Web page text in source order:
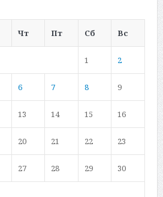
Чт Пт Сб Вс
1 2
6 7 8 9
13 14 15 16
20 21 22 23
27 28 29 30